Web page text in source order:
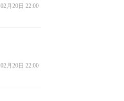
02月20日 22:00
02月20日 22:00